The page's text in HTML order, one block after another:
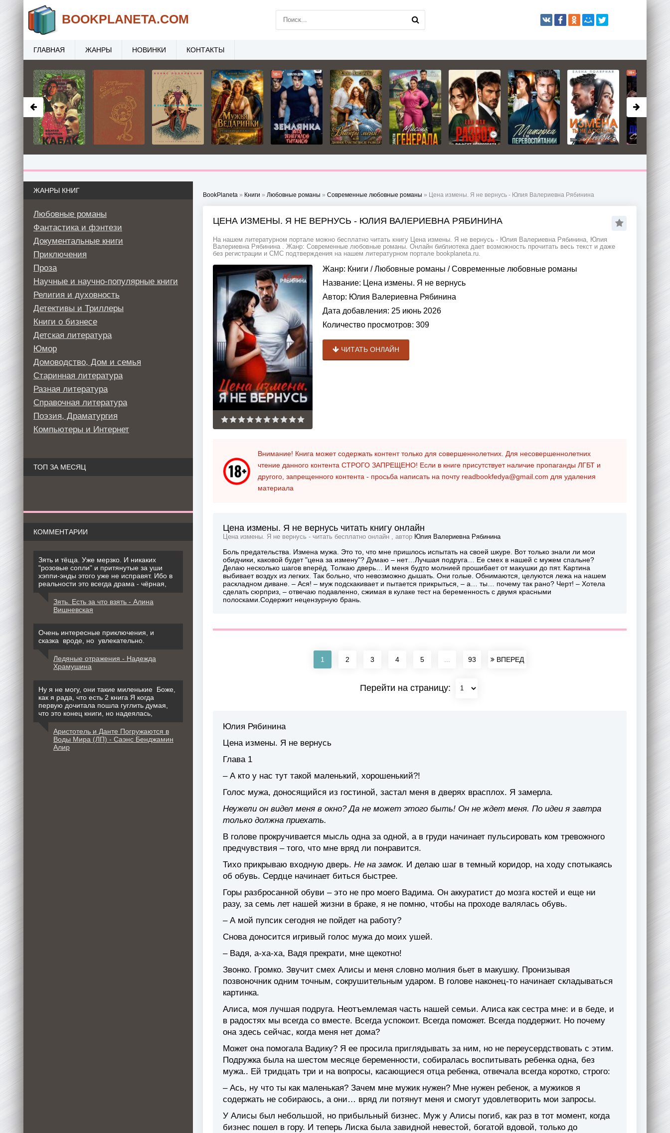
BookPlaneta » Книги » Любовные романы » Современные любовные романы » Цена измены. Я не вернусь - Юлия Валериевна Рябинина
ЦЕНА ИЗМЕНЫ. Я НЕ ВЕРНУСЬ - ЮЛИЯ ВАЛЕРИЕВНА РЯБИНИНА
На нашем литературном портале можно бесплатно читать книгу Цена измены. Я не вернусь - Юлия Валериевна Рябинина, Юлия
Валериевна Рябинина . Жанр: Современные любовные романы. Онлайн библиотека дает возможность прочитать весь текст и даже
без регистрации и СМС подтверждения на нашем литературном портале bookplaneta.ru.
Жанр: Книги /Любовные романы /Современные любовные романы
Название: Цена измены. Я не вернусь
Автор: Юлия Валериевна Рябинина
Дата добавления: 25 июнь 2026
Количество просмотров: 309
ЧИТАТЬ ОНЛАЙН
Внимание! Книга может содержать контент только для совершеннолетних. Для несовершеннолетних
чтение данного контента СТРОГО ЗАПРЕЩЕНО! Если в книге присутствует наличие пропаганды ЛГБТ и
другого, запрещенного контента - просьба написать на почту readbookfedya@gmail.com для удаления
материала
Цена измены. Я не вернусь читать книгу онлайн
Цена измены. Я не вернусь - читать бесплатно онлайн , автор Юлия Валериевна Рябинина
Боль предательства. Измена мужа. Это то, что мне пришлось испытать на своей шкуре. Вот только знали ли мои
обидчики, каковой будет "цена за измену"? Думаю – нет…Лучшая подруга… Ее смех в нашей с мужем спальне?
Делаю несколько шагов вперёд. Толкаю дверь… И меня будто молнией прошибает от макушки до пят. Картина
выбивает воздух из легких. Так больно, что невозможно дышать. Они голые. Обнимаются, целуются лежа на нашем
раскладном диване. – Ася! – муж подскакивает и пытается прикрыться, – а… ты… почему так рано? Черт! – Хотела
сделать сюрприз, – отвечаю подавленно, сжимая в кулаке тест на беременность с двумя красными
полосками.Содержит нецензурную брань.
1 2 3 4 5 93 ВПЕРЕД
Перейти на страницу:
Юлия Рябинина
Цена измены. Я не вернусь
Глава 1
– А кто у нас тут такой маленький, хорошенький?!
Голос мужа, доносящийся из гостиной, застал меня в дверях врасплох. Я замерла.
Неужели он видел меня в окно? Да не может этого быть! Он не ждет меня. По идеи я завтра
только должна приехать.
В голове прокручивается мысль одна за одной, а в груди начинает пульсировать ком тревожного
предчувствия – того, что мне вряд ли понравится.
Тихо прикрываю входную дверь. Не на замок. И делаю шаг в темный коридор, на ходу спотыкаясь
об обувь. Сердце начинает биться быстрее.
Горы разбросанной обуви – это не про моего Вадима. Он аккуратист до мозга костей и еще ни
разу, за семь лет нашей жизни в браке, я не помню, чтобы на проходе валялась обувь.
– А мой пупсик сегодня не пойдет на работу?
Снова доносится игривый голос мужа до моих ушей.
– Вадя, а-ха-ха, Вадя прекрати, мне щекотно!
Звонко. Громко. Звучит смех Алисы и меня словно молния бьет в макушку. Пронизывая
позвоночник одним точным, сокрушительным ударом. В голове наконец-то начинает складываться
картинка.
Алиса, моя лучшая подруга. Неотъемлемая часть нашей семьи. Алиса как сестра мне: и в беде, и
в радостях мы всегда со вместе. Всегда успокоит. Всегда поможет. Всегда поддержит. Но почему
она здесь сейчас, когда меня нет дома?
Может она помогала Вадику? Я ее просила приглядывать за ним, но не переусердствовать с этим.
Подружка была на шестом месяце беременности, собиралась воспитывать ребенка одна, без
мужа.. Ей тридцать три и на вопросы, касающиеся отца ребенка, отвечала всегда коротко, строго:
– Ась, ну что ты как маленькая? Зачем мне мужик нужен? Мне нужен ребенок, а мужиков я
содержать не собираюсь, а они… вряд ли потянут меня и смогут удовлетворить мои запросы.
У Алисы был небольшой, но прибыльный бизнес. Муж у Алисы погиб, как раз в тот момент, когда
бизнес пошел в гору. И теперь Лиска была завидной невестой, богатой вдовой, только до
ЖАНРЫ КНИГ
Любовные романы
Фантастика и фэнтези
Документальные книги
Приключения
Проза
Научные и научно-популярные книги
Религия и духовность
Детективы и Триллеры
Книги о бизнесе
Детская литература
Юмор
Домоводство, Дом и семья
Старинная литература
Разная литература
Справочная литература
Поэзия, Драматургия
Компьютеры и Интернет
ТОП ЗА МЕСЯЦ
КОММЕНТАРИИ
Зять и тёща. Уже мерзко. И никаких
"розовые сопли" и притянутые за уши
хэппи-энды этого уже не исправят. Ибо в
реальности это всегда драма - чёрная,
Зять. Есть за что взять - Алина
Вишневская
Очень интересные приключения, и
сказка вроде, но увлекательно.
Ледяные отражения - Надежда
Храмушина
Ну я не могу, они такие миленькие Боже,
как я рада, что есть 2 книга Я когда
первую дочитала пошла гуглить думая,
что это конец книги, но надеялась,
Аристотель и Данте Погружаются в
Воды Мира (ЛП) - Саэнс Бенджамин
Алир
BOOKPLANETA.COM
ГЛАВНАЯ ЖАНРЫ НОВИНКИ КОНТАКТЫ